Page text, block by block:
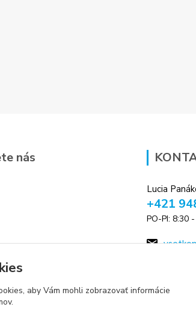
nás
Lucia
+421
PO-PI: 8:30
aby Vám mohli zobrazovať informácie